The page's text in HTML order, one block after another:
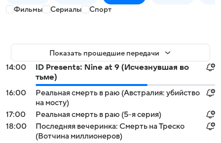
Фильмы Сериалы Спорт
Показать прошедшие передачи
14:00
ID Presents: Nine at 9 (Исчезнувшая во
тьме)
16:00
Реальная смерть в раю (Австралия: убийство
на мосту)
17:00
Реальная смерть в раю (5-я серия)
18:00
Последняя вечеринка: Смерть на Треско
(Вотчина миллионеров)